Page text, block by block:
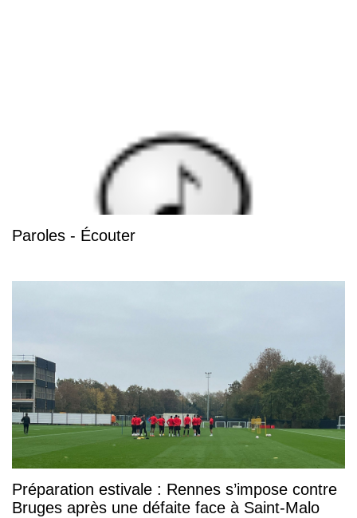
Paroles - Écouter
Préparation estivale : Rennes s’impose contre
Bruges après une défaite face à Saint-Malo